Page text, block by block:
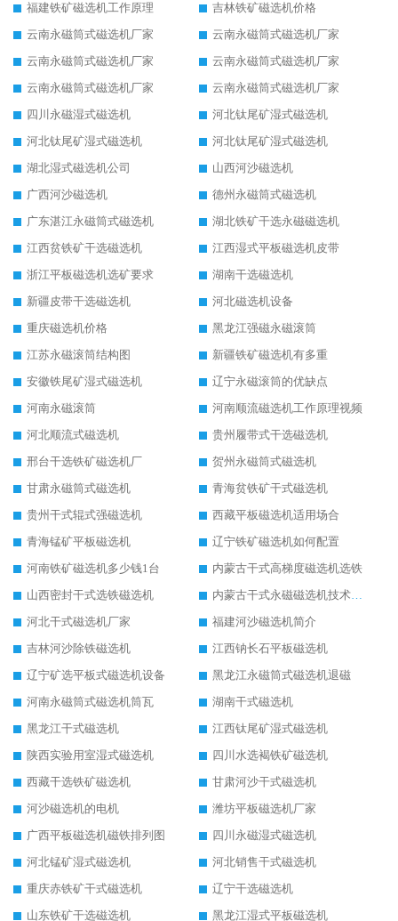
福建铁矿磁选机工作原理
吉林铁矿磁选机价格
云南永磁筒式磁选机厂家
云南永磁筒式磁选机厂家
云南永磁筒式磁选机厂家
云南永磁筒式磁选机厂家
云南永磁筒式磁选机厂家
云南永磁筒式磁选机厂家
四川永磁湿式磁选机
河北钛尾矿湿式磁选机
河北钛尾矿湿式磁选机
河北钛尾矿湿式磁选机
湖北湿式磁选机公司
山西河沙磁选机
广西河沙磁选机
德州永磁筒式磁选机
广东湛江永磁筒式磁选机
湖北铁矿干选永磁磁选机
江西贫铁矿干选磁选机
江西湿式平板磁选机皮带
浙江平板磁选机选矿要求
湖南干选磁选机
新疆皮带干选磁选机
河北磁选机设备
重庆磁选机价格
黑龙江强磁永磁滚筒
江苏永磁滚筒结构图
新疆铁矿磁选机有多重
安徽铁尾矿湿式磁选机
辽宁永磁滚筒的优缺点
河南永磁滚筒
河南顺流磁选机工作原理视频
河北顺流式磁选机
贵州履带式干选磁选机
邢台干选铁矿磁选机厂
贺州永磁筒式磁选机
甘肃永磁筒式磁选机
青海贫铁矿干式磁选机
贵州干式辊式强磁选机
西藏平板磁选机适用场合
青海锰矿平板磁选机
辽宁铁矿磁选机如何配置
河南铁矿磁选机多少钱1台
内蒙古干式高梯度磁选机选铁
山西密封干式选铁磁选机
内蒙古干式永磁磁选机技术要求
河北干式磁选机厂家
福建河沙磁选机简介
吉林河沙除铁磁选机
江西钠长石平板磁选机
辽宁矿选平板式磁选机设备
黑龙江永磁筒式磁选机退磁
河南永磁筒式磁选机筒瓦
湖南干式磁选机
黑龙江干式磁选机
江西钛尾矿湿式磁选机
陕西实验用室湿式磁选机
四川水选褐铁矿磁选机
西藏干选铁矿磁选机
甘肃河沙干式磁选机
河沙磁选机的电机
潍坊平板磁选机厂家
广西平板磁选机磁铁排列图
四川永磁湿式磁选机
河北锰矿湿式磁选机
河北销售干式磁选机
重庆赤铁矿干式磁选机
辽宁干选磁选机
山东铁矿干选磁选机
黑龙江湿式平板磁选机